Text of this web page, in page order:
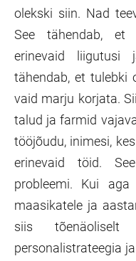
olekski siin. Nad
See tähendab, et
erinevaid liigutusi
tähendab, et tulebki
vaid marju korjata.
talud ja farmid
tööjõudu, inimesi,
erinevaid töid.
probleemi. Kui
maasikatele ja
siis tõenäoliselt
personalistrateegia